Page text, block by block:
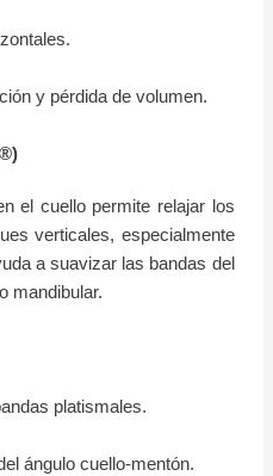
y pérdida de volumen.
el cuello permite relajar los
verticales, especialmente
a suavizar las bandas del
mandibular.
platismales.
ángulo cuello-mentón.